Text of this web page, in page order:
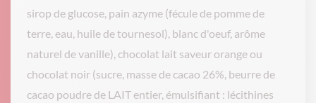
sirop de glucose, pain azyme (fécule de pomme de
terre, eau, huile de tournesol), blanc d'oeuf, arôme
naturel de vanille), chocolat lait saveur orange ou
chocolat noir (sucre, masse de cacao 26%, beurre de
cacao poudre de LAIT entier, émulsifiant : lécithines